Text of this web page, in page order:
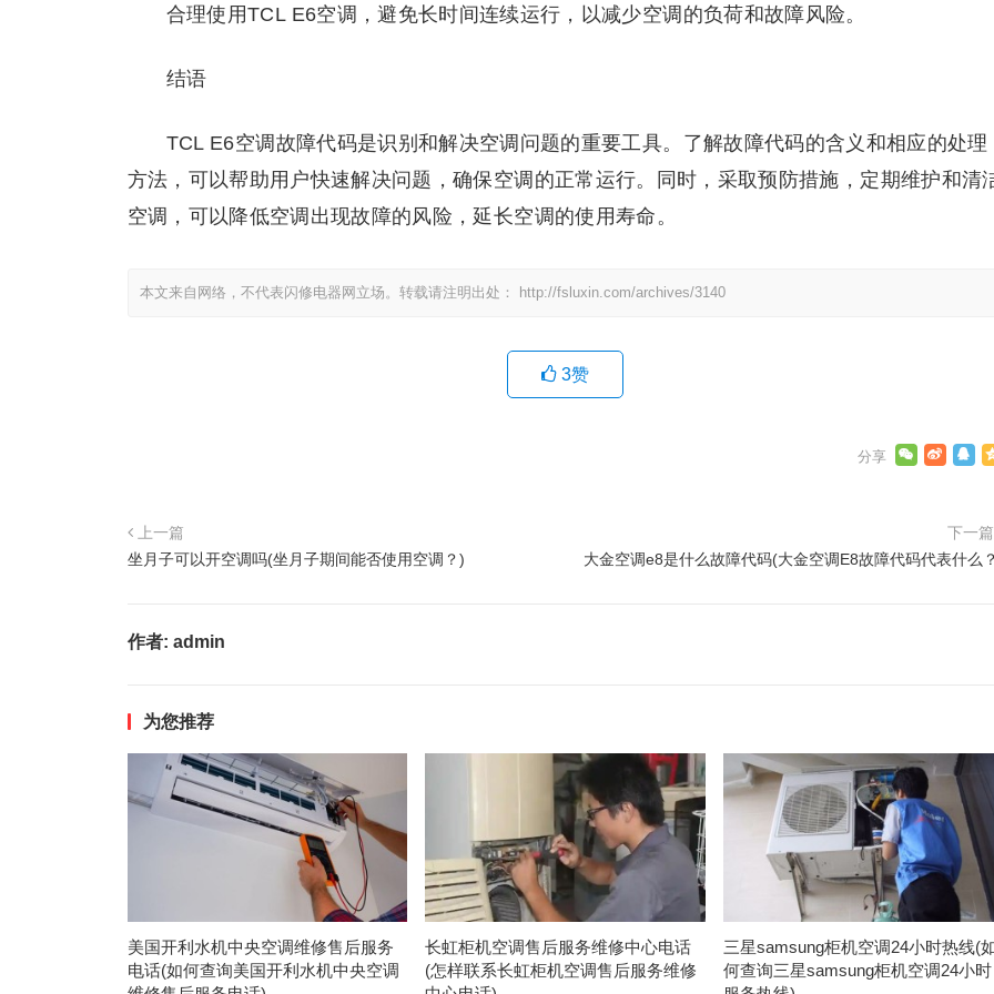
合理使用TCL E6空调，避免长时间连续运行，以减少空调的负荷和故障风险。
结语
TCL E6空调故障代码是识别和解决空调问题的重要工具。了解故障代码的含义和相应的处理
方法，可以帮助用户快速解决问题，确保空调的正常运行。同时，采取预防措施，定期维护和清
空调，可以降低空调出现故障的风险，延长空调的使用寿命。
本文来自网络，不代表闪修电器网立场。转载请注明出处： http://fsluxin.com/archives/3140
3赞
上一篇
坐月子可以开空调吗(坐月子期间能否使用空调？)
下一
大金空调e8是什么故障代码(大金空调E8故障代码代表什么
作者: admin
为您推荐
美国开利水机中央空调维修售后服务
电话(如何查询美国开利水机中央空调
长虹柜机空调售后服务维修中心电话
(怎样联系长虹柜机空调售后服务维修
三星samsung柜机空调24小时热线(
何查询三星samsung柜机空调24小时